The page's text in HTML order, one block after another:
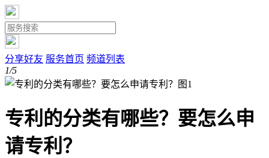
分享好友 服务首页 频道列表
1/5
专利的分类有哪些？要怎么申
请专利？